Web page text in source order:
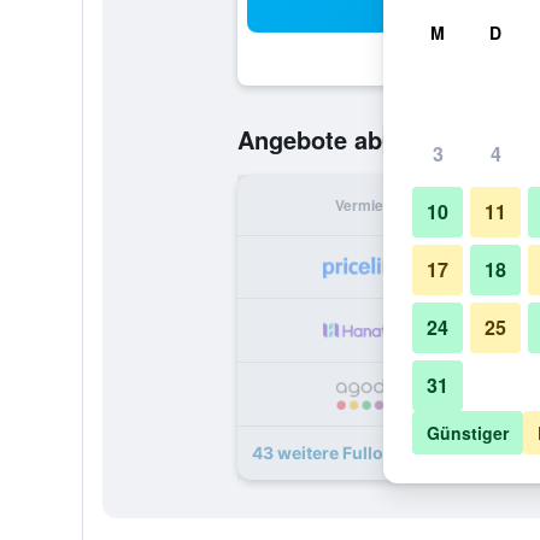
Angebote ab69 € Günstigste
Vermieter
43 weitere Fullon Hotel Kaohsiung
M D
3 4
10 11
17 18
24 25
31
Günstiger